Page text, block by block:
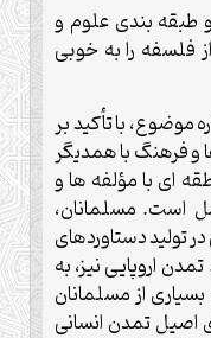
طبقه بندى علوم و
فلسفه را به خوبى
با تأكيد بر
و فرهنگ با همديگر
اى با مؤلفه ها و
است. مسلمانان،
توليد دستاوردهاى
اروپايى نيز، به
از مسلمانان
اصيل تمدن انسانى